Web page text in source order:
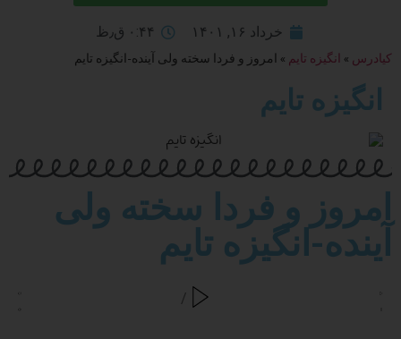
خرداد ۱۶, ۱۴۰۱ ۰:۴۴ ق٫ظ
کیادرس » انگیزه تایم » امروز و فردا سخته ولی آینده-انگیزه تایم
انگیزه تایم
امروز و فردا سخته ولی
آینده-انگیزه تایم
/